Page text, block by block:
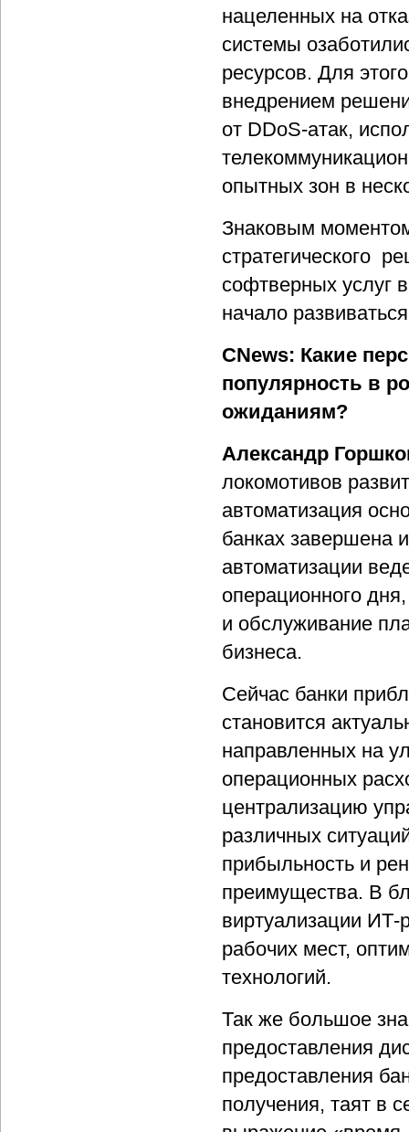
нацеленных на
системы
ресурсов. Для
внедрением
от DDoS-атак,
опытных зон в
Знаковым
стратегического
софтверных услуг
начало
CNews: Какие
популярность в
ожиданиям?
Александр
локомотивов
автоматизация
банках завершена
автоматизации
операционного
и обслуживание
бизнеса.
Сейчас банки
становится
направленных на
операционных
централизацию
различных
прибыльность и
преимущества. В
виртуализации
рабочих мест,
технологий.
Так же большое
предоставления
предоставления
получения, таят в